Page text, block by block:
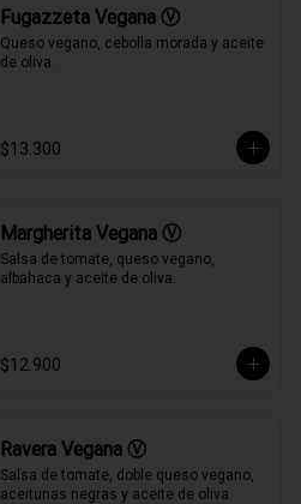
Fugazzeta Vegana Ⓥ
Queso vegano, cebolla morada y aceite
de oliva.
$13.300
Margherita Vegana Ⓥ
Salsa de tomate, queso vegano,
albahaca y aceite de oliva.
$12.900
Ravera Vegana Ⓥ
Salsa de tomate, doble queso vegano,
aceitunas negras y aceite de oliva.